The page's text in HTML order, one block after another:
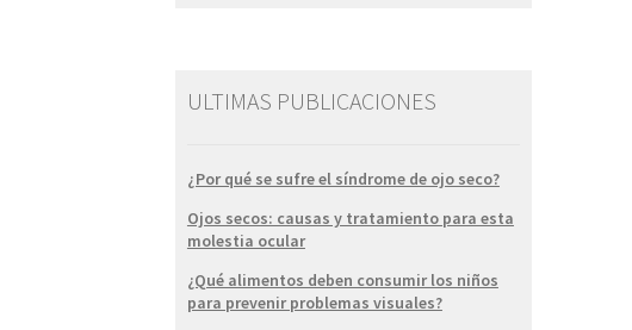
ULTIMAS PUBLICACIONES
¿Por qué se sufre el síndrome de ojo seco?
Ojos secos: causas y tratamiento para esta
molestia ocular
¿Qué alimentos deben consumir los niños
para prevenir problemas visuales?